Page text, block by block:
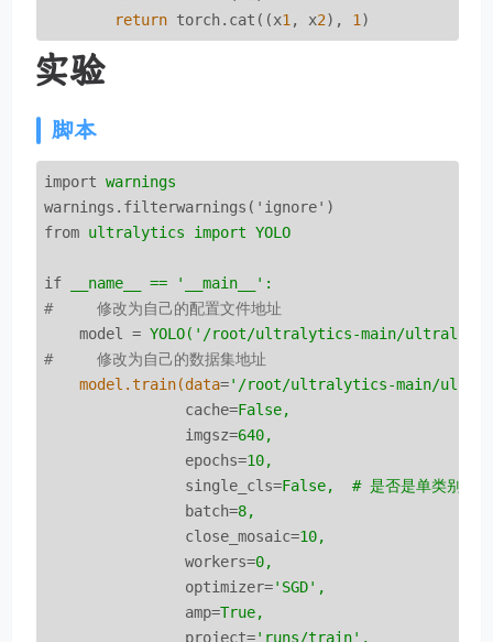
return torch.cat((x1 , x2), 1
实验
脚本
import warnings
warnings.filterwarnings('ignore')
from ultralytics import YOLO
if
__name__ == '__main__':
#     修改为自己的配置文件地址
model
= YOLO('/root/ultralytics-main/
#     修改为自己的数据集地址
model.train(data='/root/ultralytics-main/
cache=False,
imgsz=640,
epochs=10,
single_cls=False,  # 是否是单类别检测
batch=8,
close_mosaic=10,
workers=0,
optimizer='SGD',
amp=True,
project='runs/train',